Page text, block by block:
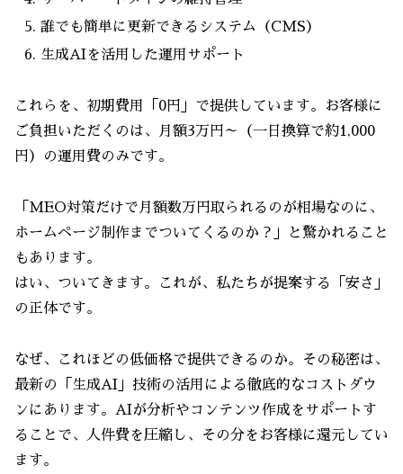
誰でも簡単に更新できるシステム（CMS）
生成AIを活用した運用サポート
これらを、初期費用「0円」で提供しています。お客様に
ご負担いただくのは、月額3万円～（一日換算で約1,000
円）の運用費のみです。
「MEO対策だけで月額数万円取られるのが相場なのに、
ホームページ制作までついてくるのか？」と驚かれること
もあります。
はい、ついてきます。これが、私たちが提案する「安さ」
の正体です。
なぜ、これほどの低価格で提供できるのか。その秘密は、
最新の「生成AI」技術の活用による徹底的なコストダウ
ンにあります。AIが分析やコンテンツ作成をサポートす
ることで、人件費を圧縮し、その分をお客様に還元してい
ます。